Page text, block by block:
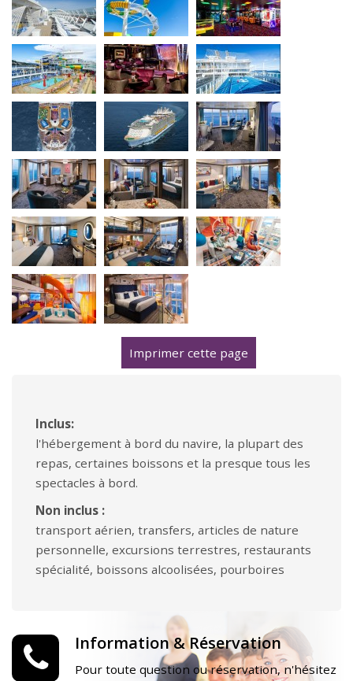
Imprimer cette page
Inclus:
l'hébergement à bord du navire, la plupart des
repas, certaines boissons et la presque tous les
spectacles à bord.
Non inclus :
transport aérien, transfers, articles de nature
personnelle, excursions terrestres, restaurants
spécialité, boissons alcoolisées, pourboires
Information & Réservation
Pour toute question ou réservation, n'hésitez